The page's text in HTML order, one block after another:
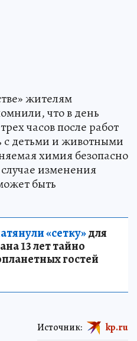
жителям
что в день
часов после работ
с детьми и животными
химия безопасно
изменения
быть
«сетку»для
13 лет тайно
гостей
Источник: kp.ru